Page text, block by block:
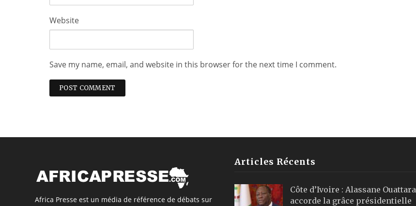
Website
Save my name, email, and website in this browser for the next time I comment.
Africa Presse est un média de référence de débats sur
Articles Récents
Côte d’Ivoire : Alassane Ouattara
accorde la grâce présidentielle